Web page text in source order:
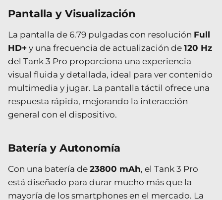
Pantalla y Visualización
La pantalla de 6.79 pulgadas con resolución Full
HD+ y una frecuencia de actualización de 120 Hz
del Tank 3 Pro proporciona una experiencia
visual fluida y detallada, ideal para ver contenido
multimedia y jugar. La pantalla táctil ofrece una
respuesta rápida, mejorando la interacción
general con el dispositivo.
Batería y Autonomía
Con una batería de 23800 mAh, el Tank 3 Pro
está diseñado para durar mucho más que la
mayoría de los smartphones en el mercado. La